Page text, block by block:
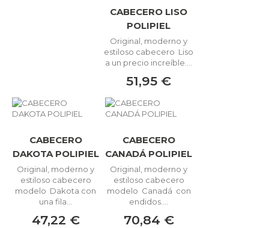
CABECERO LISO
POLIPIEL
Original, moderno y
estiloso cabecero Liso
a un precio increíble....
51,95 €
CABECERO
DAKOTA POLIPIEL
Original, moderno y
estiloso cabecero
modelo Dakota con
una fila...
47,22 €
CABECERO
CANADÁ POLIPIEL
Original, moderno y
estiloso cabecero
modelo Canadá con
endidos....
70,84 €